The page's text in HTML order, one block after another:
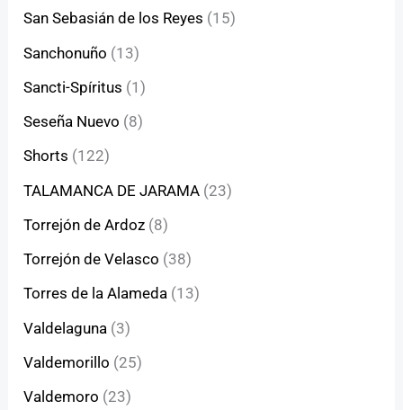
San Sebasián de los Reyes (15)
Sanchonuño (13)
Sancti-Spíritus (1)
Seseña Nuevo (8)
Shorts (122)
TALAMANCA DE JARAMA (23)
Torrejón de Ardoz (8)
Torrejón de Velasco (38)
Torres de la Alameda (13)
Valdelaguna (3)
Valdemorillo (25)
Valdemoro (23)